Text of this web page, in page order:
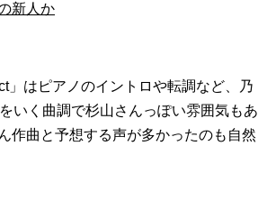
新人か
」はピアノのイントロや転調など、乃
いく曲調で杉山さんっぽい雰囲気もあ
作曲と予想する声が多かったのも自然